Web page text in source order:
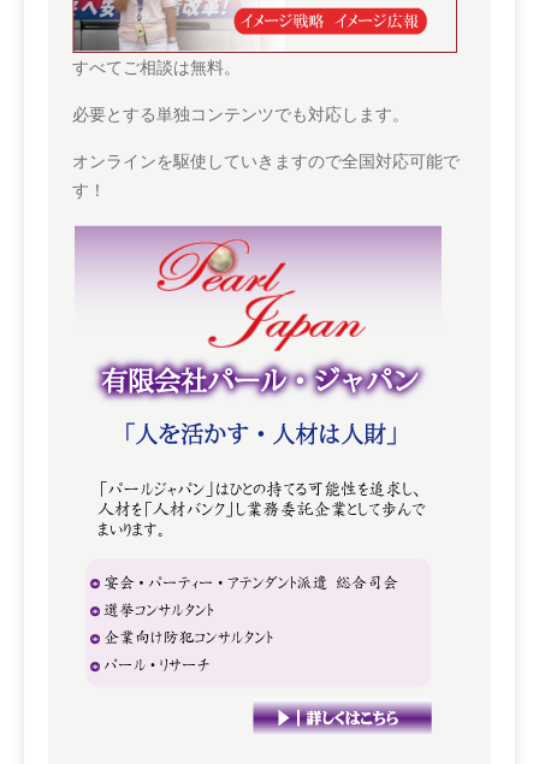
すべてご相談は無料。
必要とする単独コンテンツでも対応します。
オンラインを駆使していきますので全国対応可能で
す！